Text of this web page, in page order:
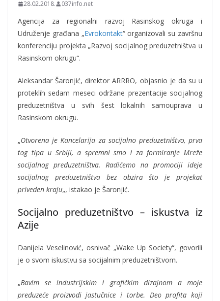
28.02.2018. 037info.net
Agencija za regionalni razvoj Rasinskog okruga i
Udruženje građana „Evrokontakt“ organizovali su završnu
konferenciju projekta „Razvoj socijalnog preduzetništva u
Rasinskom okrugu“.
Aleksandar Šaronjić, direktor ARRRO, objasnio je da su u
proteklih sedam meseci održane prezentacije socijalnog
preduzetništva u svih šest lokalnih samouprava u
Rasinskom okrugu.
„Otvorena je Kancelarija za socijalno preduzetništvo, prva
tog tipa u Srbiji, a spremni smo i za formiranje Mreže
socijalnog preduzetništva. Radićemo na promociji ideje
socijalnog preduzetništva bez obzira što je projekat
priveden kraju„, istakao je Šaronjić.
Socijalno preduzetništvo – iskustva iz
Azije
Danijela Veselinović, osnivač „Wake Up Society“, govorili
je o svom iskustvu sa socijalnim preduzetništvom.
„Bavim se industrijskim i grafičkim dizajnom a moje
preduzeće proizvodi jastučnice i torbe. Deo profita koji